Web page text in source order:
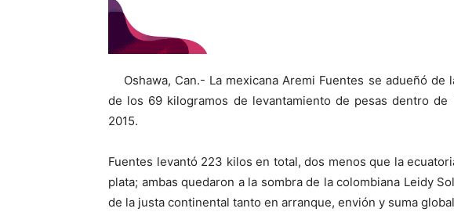
Oshawa, Can.- La mexicana Aremi Fuentes se adueñó de
de los 69 kilogramos de levantamiento de pesas dentro de
2015.
Fuentes levantó 223 kilos en total, dos menos que la
plata; ambas quedaron a la sombra de la colombiana Leidy
de la justa continental tanto en arranque, envión y suma